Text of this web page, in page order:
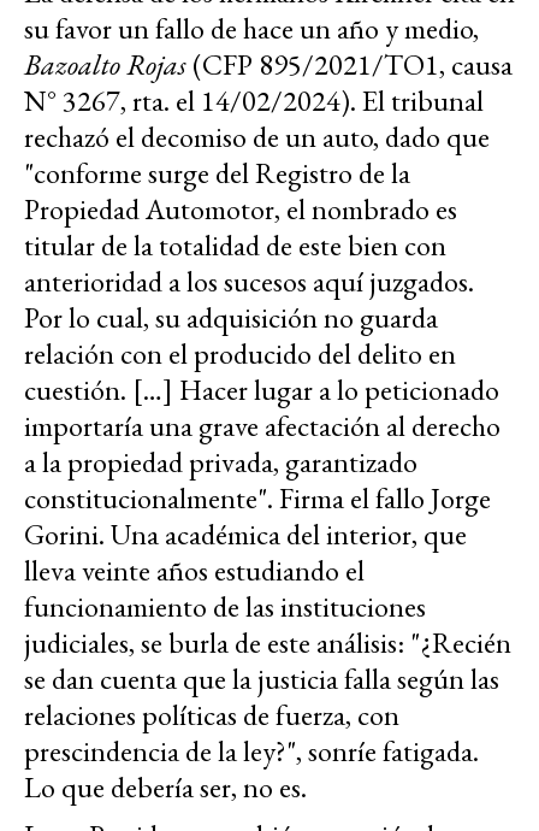
su favor un fallo de hace un año y medio,
Bazoalto Rojas(CFP 895/2021/TO1, causa
N° 3267, rta. el 14/02/2024). El tribunal
rechazó el decomiso de un auto, dado que
"conforme surge del Registro de la
Propiedad Automotor, el nombrado es
titular de la totalidad de este bien con
anterioridad a los sucesos aquí juzgados.
Por lo cual, su adquisición no guarda
relación con el producido del delito en
cuestión. […] Hacer lugar a lo peticionado
importaría una grave afectación al derecho
a la propiedad privada, garantizado
constitucionalmente". Firma el fallo Jorge
Gorini. Una académica del interior, que
lleva veinte años estudiando el
funcionamiento de las instituciones
judiciales, se burla de este análisis: "¿Recién
se dan cuenta que la justicia falla según las
relaciones políticas de fuerza, con
prescindencia de la ley?", sonríe fatigada.
Lo que debería ser, no es.